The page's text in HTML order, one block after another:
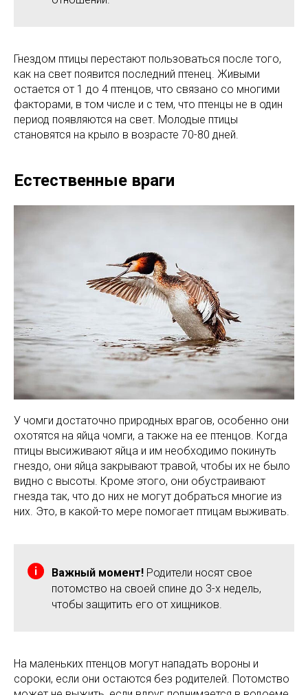
Гнездом птицы перестают пользоваться после того,
как на свет появится последний птенец. Живыми
остается от 1 до 4 птенцов, что связано со многими
факторами, в том числе и с тем, что птенцы не в один
период появляются на свет. Молодые птицы
становятся на крыло в возрасте 70-80 дней.
Естественные враги
У чомги достаточно природных врагов, особенно они
охотятся на яйца чомги, а также на ее птенцов. Когда
птицы высиживают яйца и им необходимо покинуть
гнездо, они яйца закрывают травой, чтобы их не было
видно с высоты. Кроме этого, они обустраивают
гнезда так, что до них не могут добраться многие из
них. Это, в какой-то мере помогает птицам выживать.
Важный момент! Родители носят свое
потомство на своей спине до 3-х недель,
чтобы защитить его от хищников.
На маленьких птенцов могут нападать вороны и
сороки, если они остаются без родителей. Потомство